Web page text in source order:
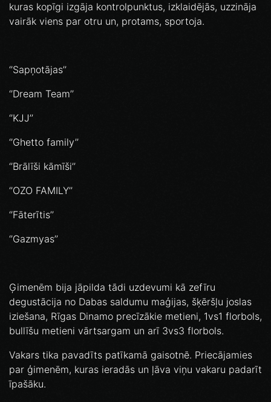
kuras kopīgi izgāja kontrolpunktus, izklaidējās, uzzināja
vairāk viens par otru un, protams, sportoja.
‘’Sapņotājas’’
‘’Dream Team’’
‘’KJJ’’
‘’Ghetto family’’
‘’Brālīši kāmīši’’
‘’OZO FAMILY’’
‘’Fāterītis’’
‘’Gazmyas’’
Ģimenēm bija jāpilda tādi uzdevumi kā zefīru
degustācija no Dabas saldumu maģijas, šķēršļu joslas
iziešana, Rīgas Dinamo precīzākie metieni, 1vs1 florbols,
bullīšu metieni vārtsargam un arī 3vs3 florbols.
Vakars tika pavadīts patīkamā gaisotnē. Priecājamies
par ģimenēm, kuras ieradās un ļāva viņu vakaru padarīt
īpašāku.